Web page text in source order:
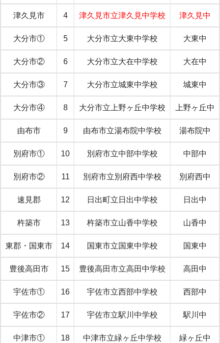
津久見市 4 津久見市立津久見中学校 津久見中
大分市① 5 大分市立大東中学校 大東中
大分市② 6 大分市立大在中学校 大在中
大分市③ 7 大分市立城東中学校 城東中
大分市④ 8 大分市立上野ヶ丘中学校 上野ヶ丘中
由布市 9 由布市立湯布院中学校 湯布院中
別府市① 10 別府市立中部中学校 中部中
別府市② 11 別府市立別府西中学校 別府西中
速見郡 12 日出町立日出中学校 日出中
杵築市 13 杵築市立山香中学校 山香中
東郡・国東市 14 国東市立国東中学校 国東中
豊後高田市 15 豊後高田市立高田中学校 高田中
宇佐市① 16 宇佐市立西部中学校 西部中
宇佐市② 17 宇佐市立駅川中学校 駅川中
中津市① 18 中津市立緑ヶ丘中学校 緑ヶ丘中